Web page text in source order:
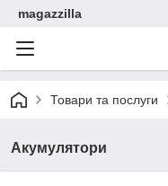
magazzilla
Товари та послуги
Акумулятори